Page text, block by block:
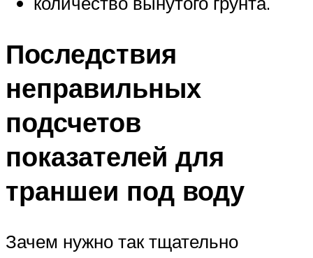
Последствия
неправильных
подсчетов
показателей для
траншеи под воду
Зачем нужно так тщательно